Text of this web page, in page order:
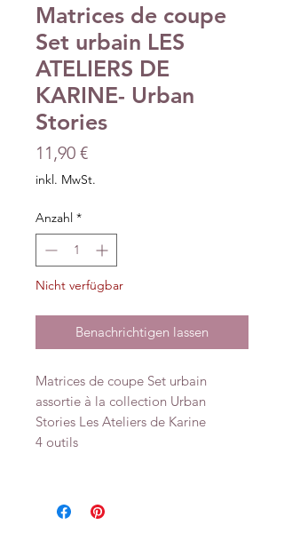
Matrices de coupe
Set urbain LES
ATELIERS DE
KARINE- Urban
Stories
11,90 €Preis
inkl. MwSt.
Anzahl *
Nicht verfügbar
Benachrichtigen lassen
Matrices de coupe Set urbain
assortie à la collection Urban
Stories Les Ateliers de Karine
4 outils